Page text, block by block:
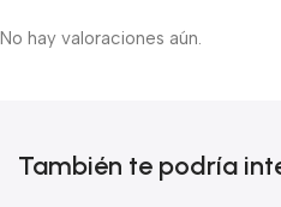
No hay valoraciones aún.
También te podría